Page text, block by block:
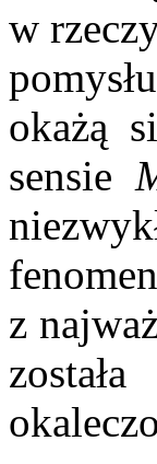
w
okażą
sensie
z